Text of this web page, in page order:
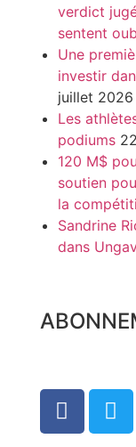
verdict
sentent
Une
investir
juillet 2026
Les
podiums
120 M$
soutien
la
Sandrine
dans